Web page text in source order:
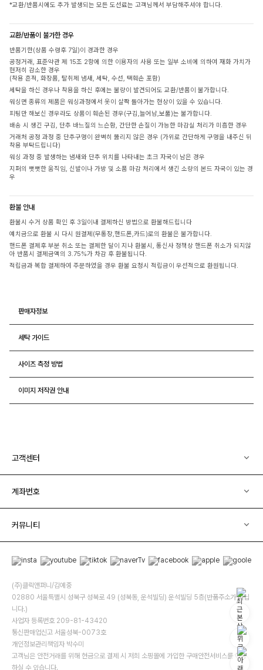
*교환/반품시에도 추가 발생되는 모든 도선료는 고객님께서 부담해주셔야 합니다.
교환/반품이 불가한 경우
반품기한(상품 수령후 7일)이 경과한 경우
공정거래, 표준약관 제 15조 2항에 의한 이용자의 사용 또는 일부 소비에 의하여 재화 가치가
현저히 감소한 경우
(착용 흔적, 화장품, 탈취제 냄새, 세탁, 수선, 택훼손 포함)
세탁을 하신 경우나 착용을 하신 후에는 불량이 발견되어도 교환/반품이 불가합니다.
워싱면 종류의 제품은 워싱과정에서 옷이 살짝 돌아가는 현상이 있을 수 있습니다.
피팅만 해보신 경우라도 상품이 훼손된 경우(구김,늘어남,보풀)는 불가합니다.
배송 시 생긴 구김, 단추 바느질의 느슨함, 간단한 손질이 가능한 마감실 처리가 미흡한 경우
거래처 공정 과정 중 단추구멍이 완벽히 뚫리지 않은 경우 (가위로 간단하게 구멍을 내주신 뒤
착용 부탁드립니다)
워싱 과정 중 발생하는 냄새와 단추 위치를 나타내는 초크 자국이 남은 경우
지퍼의 뻣뻣한 움직임, 신발이나 가방 및 소품 마감 처리에서 생긴 소량의 본드 자국이 있는 경
우
환불 안내
환불시 수거 상품 확인 후 3일이내 결제하신 방법으로 환불해드립니다
예치금으로 환불 시 다시 원결제(무통장,핸드폰,카드)로의 환불은 불가합니다.
핸드폰 결제후 부분 취소 또는 결제한 달이 지나 환불시, 통신사 정책상 핸드폰 취소가 되지않
아 반품시 결제금액의 3.75%가 차감 후 환불됩니다.
적립금과 복합 결제하여 주문하였을 경우 환불 요청시 적립금이 우선적으로 환원됩니다.
판매자정보
세탁 가이드
사이즈 측정 방법
이미지 저작권 안내
고객센터
계좌번호
커뮤니티
(주)클릭앤퍼니/김예중
02880 서울특별시 성북구 성북로 49 (성북동, 운석빌딩) 운석빌딩 5층(반품주소가 아닙
니다.)
사업자 등록번호 209-81-43420
통신판매업신고 서울성북-0073호
개인정보관리책임자 박수미
고객님은 안전거래를 위해 현금으로 결제 시 저희 소핑몰에 가입한 구매안전서비스를 이용
하실 수 있습니다.